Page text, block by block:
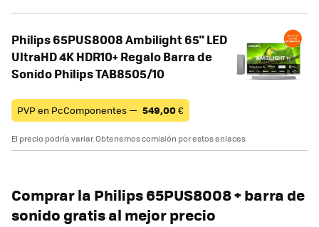
Philips 65PUS8008 Ambilight 65" LED
UltraHD 4K HDR10+ Regalo Barra de
Sonido Philips TAB8505/10
PVP en PcComponentes — 549,00€
El precio podría variar. Obtenemos comisión por estos enlaces
Comprar la Philips 65PUS8008 + barra de
sonido gratis al mejor precio